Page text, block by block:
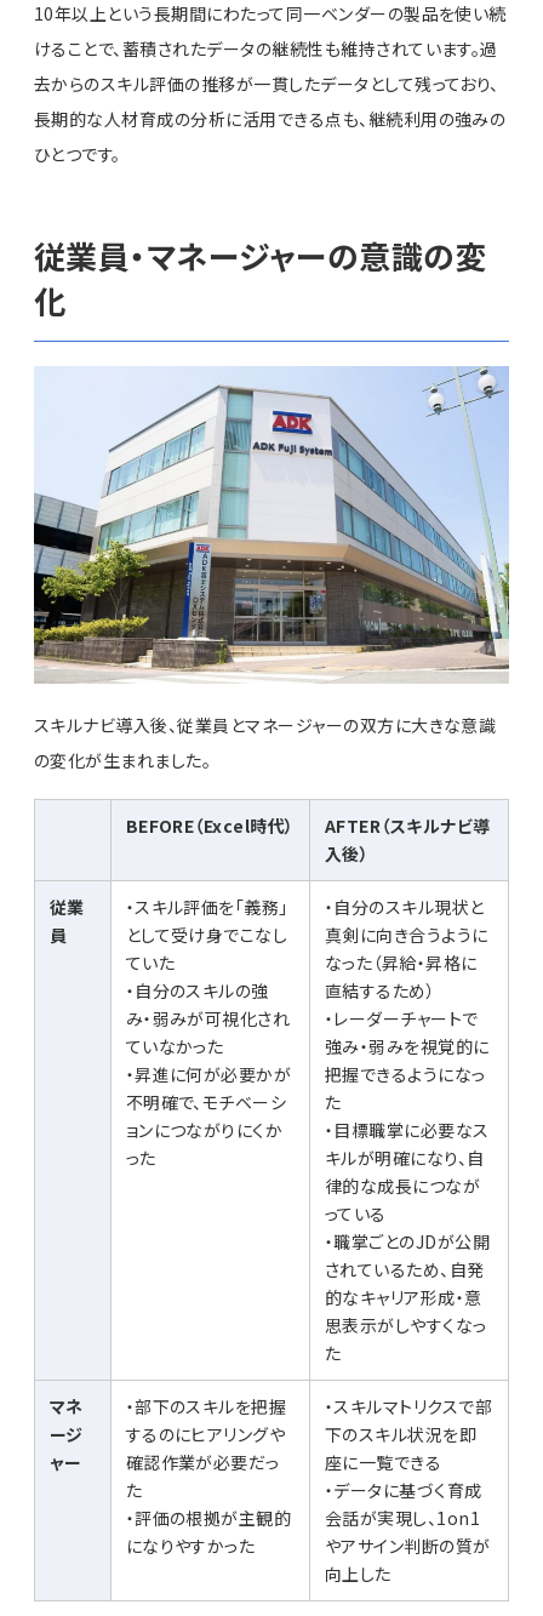
10年以上という長期間にわたって同一ベンダーの製品を使い続
けることで、蓄積されたデータの継続性も維持されています。過
去からのスキル評価の推移が一貫したデータとして残っており、
長期的な人材育成の分析に活用できる点も、継続利用の強みの
ひとつです。
従業員・マネージャーの意識の変
化
スキルナビ導入後、従業員とマネージャーの双方に大きな意識
の変化が生まれました。
BEFORE（Excel時代）
AFTER（スキルナビ導
入後）
従業
員
・スキル評価を「義務」
として受け身でこなし
ていた
・自分のスキルの強
み・弱みが可視化され
ていなかった
・昇進に何が必要かが
不明確で、モチベーシ
ョンにつながりにくか
った
・自分のスキル現状と
真剣に向き合うように
なった（昇給・昇格に
直結するため）
・レーダーチャートで
強み・弱みを視覚的に
把握できるようになっ
た
・目標職掌に必要なス
キルが明確になり、自
律的な成長につなが
っている
・職掌ごとのJDが公開
されているため、自発
的なキャリア形成・意
思表示がしやすくなっ
た
マネ
ージ
ャー
・部下のスキルを把握
するのにヒアリングや
確認作業が必要だっ
た
・評価の根拠が主観的
になりやすかった
・スキルマトリクスで部
下のスキル状況を即
座に一覧できる
・データに基づく育成
会話が実現し、1on1
やアサイン判断の質が
向上した